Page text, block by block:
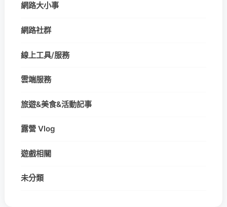
網路大小事
網路社群
線上工具/服務
雲端服務
旅遊&美食&活動記事
露營 Vlog
遊戲相關
未分類